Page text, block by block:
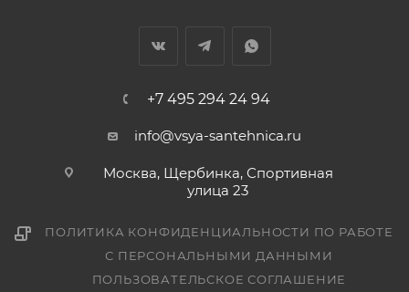
+7 495 294 24 94
info@vsya-santehnica.ru
Москва, Щербинка, Спортивная
улица 23
ПОЛИТИКА КОНФИДЕНЦИАЛЬНОСТИ ПО РАБОТЕ
С ПЕРСОНАЛЬНЫМИ ДАННЫМИ
ПОЛЬЗОВАТЕЛЬСКОЕ СОГЛАШЕНИЕ